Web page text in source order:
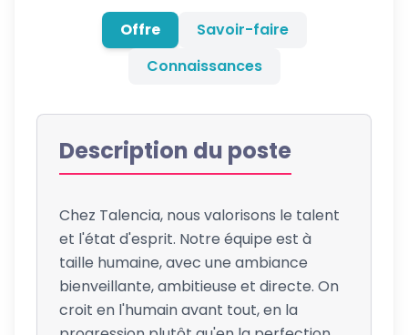
Offre
Savoir-faire
Connaissances
Description du poste
Chez Talencia, nous valorisons le talent
et l'état d'esprit. Notre équipe est à
taille humaine, avec une ambiance
bienveillante, ambitieuse et directe. On
croit en l'humain avant tout, en la